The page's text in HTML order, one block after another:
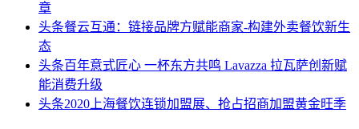
章
头条餐云互通：链接品牌方赋能商家-构建外卖餐饮新生
态
头条百年意式匠心 一杯东方共鸣 Lavazza 拉瓦萨创新赋
能消费升级
头条2020上海餐饮连锁加盟展、抢占招商加盟黄金旺季